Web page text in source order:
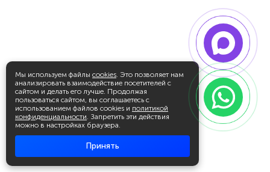
Мы используем файлы cookies. Это позволяет нам
анализировать взаимодействие посетителей с
сайтом и делать его лучше. Продолжая
пользоваться сайтом, вы соглашаетесь с
использованием файлов cookies и политикой
конфиденциальности. Запретить эти действия
можно в настройках браузера.
Принять